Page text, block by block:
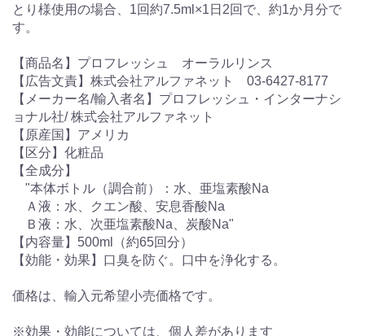
とり様使用の場合、1回約7.5ml×1日2回で、約1か月分で
す。
【商品名】プロフレッシュ オーラルリンス
【広告文責】株式会社アルファネット 03-6427-8177
【メーカー名/輸入者名】プロフレッシュ・インターナシ
ョナル社/ 株式会社アルファネット
【原産国】アメリカ
【区分】化粧品
【全成分】
"本体ボトル（調合前）：水、亜塩素酸Na
Ａ液：水、クエン酸、安息香酸Na
Ｂ液：水、次亜塩素酸Na、炭酸Na"
【内容量】500ml（約65回分）
【効能・効果】口臭を防ぐ。口中を浄化する。
価格は、輸入元希望小売価格です。
※効果・効能については、個人差があります